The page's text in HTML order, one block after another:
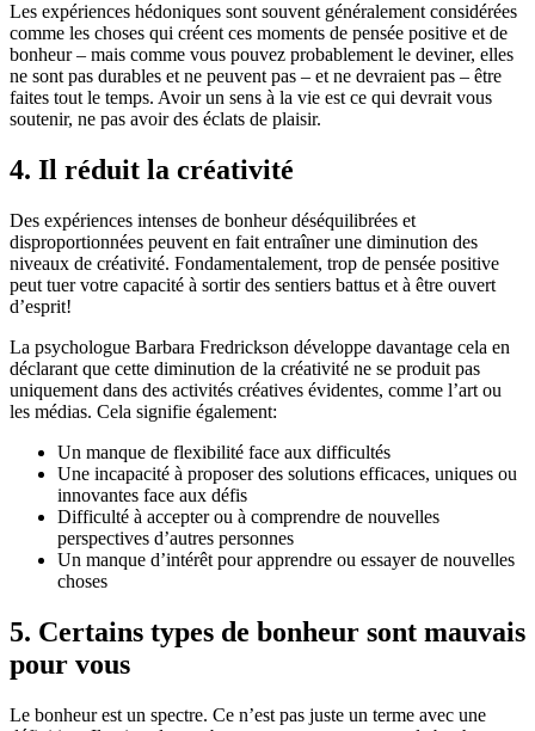
Les expériences hédoniques sont souvent généralement considérées
comme les choses qui créent ces moments de pensée positive et de
bonheur – mais comme vous pouvez probablement le deviner, elles
ne sont pas durables et ne peuvent pas – et ne devraient pas – être
faites tout le temps. Avoir un sens à la vie est ce qui devrait vous
soutenir, ne pas avoir des éclats de plaisir.
4. Il réduit la créativité
Des expériences intenses de bonheur déséquilibrées et
disproportionnées peuvent en fait entraîner une diminution des
niveaux de créativité. Fondamentalement, trop de pensée positive
peut tuer votre capacité à sortir des sentiers battus et à être ouvert
d’esprit!
La psychologue Barbara Fredrickson développe davantage cela en
déclarant que cette diminution de la créativité ne se produit pas
uniquement dans des activités créatives évidentes, comme l’art ou
les médias. Cela signifie également:
Un manque de flexibilité face aux difficultés
Une incapacité à proposer des solutions efficaces, uniques ou
innovantes face aux défis
Difficulté à accepter ou à comprendre de nouvelles
perspectives d’autres personnes
Un manque d’intérêt pour apprendre ou essayer de nouvelles
choses
5. Certains types de bonheur sont mauvais
pour vous
Le bonheur est un spectre. Ce n’est pas juste un terme avec une